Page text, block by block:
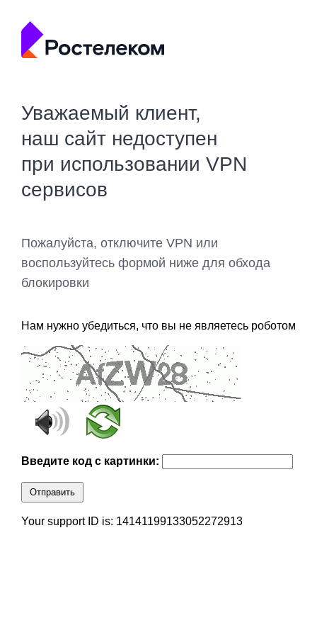
Уважаемый клиент,
наш сайт недоступен
при использовании VPN
сервисов
Пожалуйста, отключите VPN или
воспользуйтесь формой ниже для обхода
блокировки
Нам нужно убедиться, что вы не являетесь роботом
Введите код с картинки:
Отправить
Your support ID is: 14141199133052272913